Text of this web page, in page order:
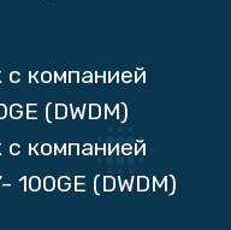
с компанией
(DWDM)
с компанией
100GE (DWDM)